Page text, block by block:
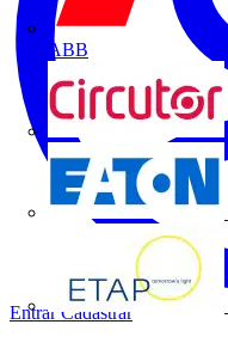
ABB
Entrar Cadastrar